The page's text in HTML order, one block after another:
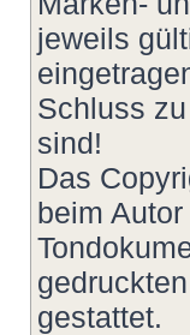
jeweils
Schluss
sind!
Das
beim
gestattet.